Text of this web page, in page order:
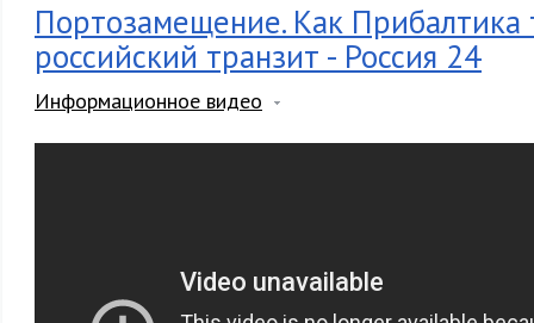
Портозамещение. Как Прибалтика
российский транзит - Россия 24
Информационное видео